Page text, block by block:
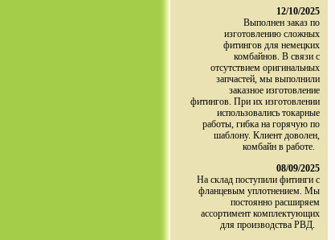
12/10/2025
Выполнен заказ по
изготовлению сложных
фитингов для немецких
комбайнов. В связи с
отсутствием оригинальных
запчастей, мы выполнили
заказное изготовление
фитингов. При их изготовлении
использовались токарные
работы, гибка на горячую по
шаблону. Клиент доволен,
комбайн в работе.
08/09/2025
На склад поступили фитинги с
фланцевым уплотнением. Мы
постоянно расширяем
ассортимент комплектующих
для производства РВД.